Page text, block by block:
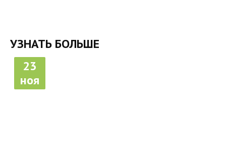
УЗНАТЬ БОЛЬШЕ
23
ноя